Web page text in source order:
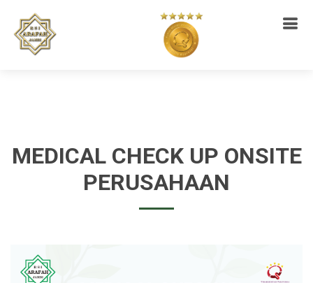
MEDICAL CHECK UP ONSITE
PERUSAHAAN